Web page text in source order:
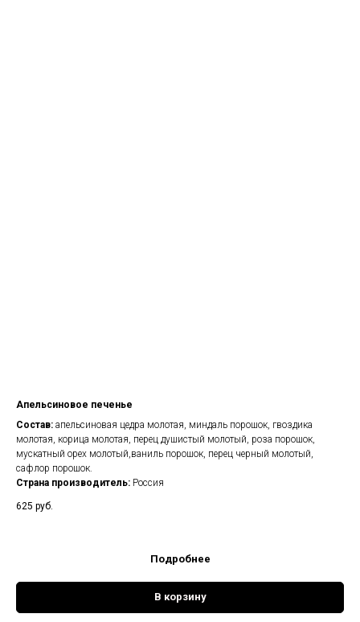
Апельсиновое печенье
Состав: апельсиновая цедра молотая, миндаль порошок, гвоздика
молотая, корица молотая, перец душистый молотый, роза порошок,
мускатный орех молотый,ваниль порошок, перец черный молотый,
сафлор порошок.
Страна производитель: Россия
625 руб.
Подробнее
В корзину